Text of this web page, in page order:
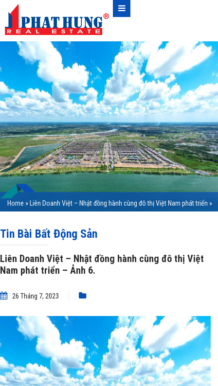
Home » Liên Doanh Việt – Nhật đồng hành cùng đô thị Việt Nam phát triển »
Tin Bài Bất Động Sản
Liên Doanh Việt – Nhật đồng hành cùng đô thị Việt
Nam phát triển – Ảnh 6.
26 Tháng 7, 2023